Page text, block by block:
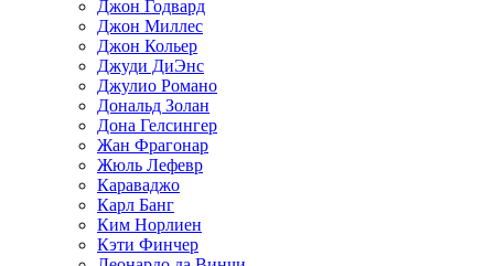
Джон Годвард
Джон Миллес
Джон Кольер
Джуди ДиЭнс
Джулио Романо
Дональд Золан
Дона Гелсингер
Жан Фрагонар
Жюль Лефевр
Караваджо
Карл Банг
Ким Норлиен
Кэти Финчер